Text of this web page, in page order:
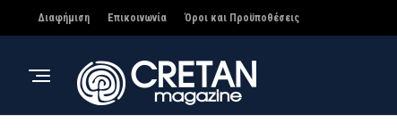
Διαφήμιση Επικοινωνία Όροι και Προϋποθέσεις